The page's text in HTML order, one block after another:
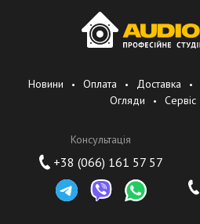
Новини Оплата Доставка
Огляди
Сервіс
Консультація
+38 (066) 161 57 57